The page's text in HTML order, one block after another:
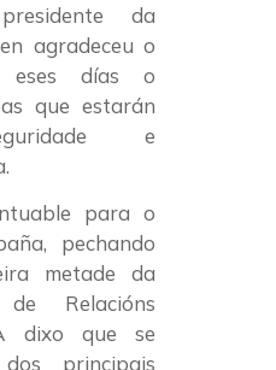
da
agradeceu o
eses días o
que estarán
e
para o
pechando
metade da
Relacións
dixo que se
principais